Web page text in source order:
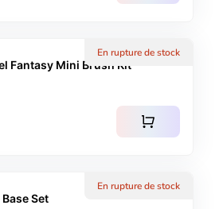
En rupture de stock
Fantasy Mini Brush Kit
shopping_cart
En rupture de stock
Set